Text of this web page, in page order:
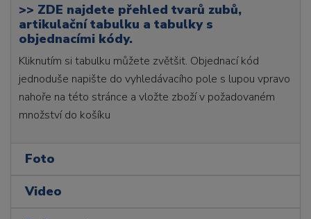
>> ZDE najdete přehled tvarů zubů,
artikulační tabulku a tabulky s
objednacími kódy.
Kliknutím si tabulku můžete zvětšit. Objednací kód
jednoduše napište do vyhledávacího pole s lupou vpravo
nahoře na této stránce a vložte zboží v požadovaném
množství do košíku
Foto
Video